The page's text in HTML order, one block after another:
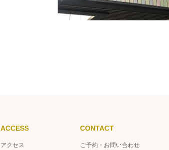
ACCESS
アクセス
CONTACT
ご予約・お問い合わせ